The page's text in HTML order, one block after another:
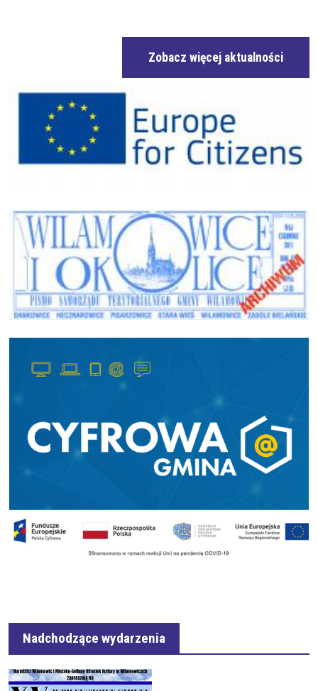
Zobacz więcej aktualności
Nadchodzące wydarzenia